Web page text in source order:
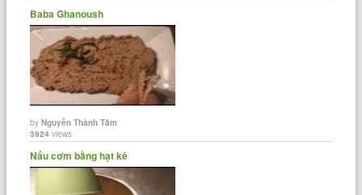
Baba Ghanoush
byNguyễn Thành Tâm
3924 views
Nấu cơm bằng hạt kê